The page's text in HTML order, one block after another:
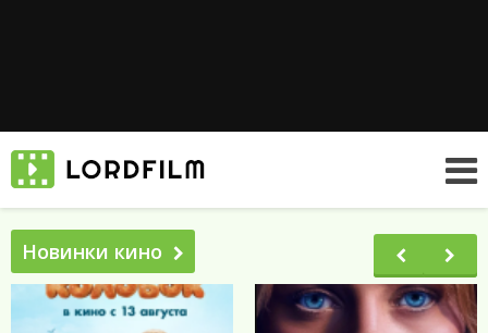
Новинки кино